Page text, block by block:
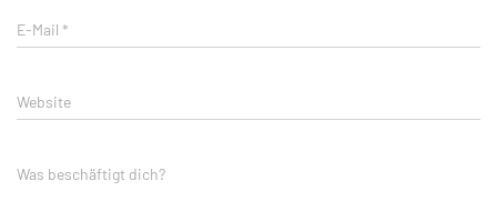
E-Mail *
Website
Was beschäftigt dich?